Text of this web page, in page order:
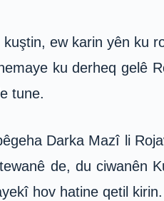
ew karin yên ku
ku derheq gelê
tune.
Darka Mazî li
de, du ciwanên
hov hatine qetil kirin.